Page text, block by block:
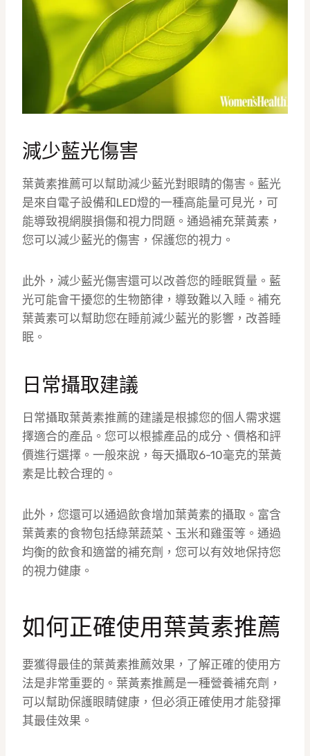
減少藍光傷害
葉黃素推薦可以幫助減少藍光對眼睛的傷害。藍光
是來自電子設備和LED燈的一種高能量可見光，可
能導致視網膜損傷和視力問題。通過補充葉黃素，
您可以減少藍光的傷害，保護您的視力。
此外，減少藍光傷害還可以改善您的睡眠質量。藍
光可能會干擾您的生物節律，導致難以入睡。補充
葉黃素可以幫助您在睡前減少藍光的影響，改善睡
眠。
日常攝取建議
日常攝取葉黃素推薦的建議是根據您的個人需求選
擇適合的產品。您可以根據產品的成分、價格和評
價進行選擇。一般來說，每天攝取6-10毫克的葉黃
素是比較合理的。
此外，您還可以通過飲食增加葉黃素的攝取。富含
葉黃素的食物包括綠葉蔬菜、玉米和雞蛋等。通過
均衡的飲食和適當的補充劑，您可以有效地保持您
的視力健康。
如何正確使用葉黃素推薦
要獲得最佳的葉黃素推薦效果，了解正確的使用方
法是非常重要的。葉黃素推薦是一種營養補充劑，
可以幫助保護眼睛健康，但必須正確使用才能發揮
其最佳效果。